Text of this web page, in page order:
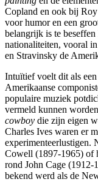
Copland en ook bij
voor humor en een
belangrijk is te
nationaliteiten, vooral
en Stravinsky de
Intuïtief voelt dit als
Amerikaanse
populaire muziek
vermeld kunnen
cowboy die zijn eigen
Charles Ives waren er
experimenteerlustigen.
Cowell (1897-1965) of
rond John Cage
bekend werd als de